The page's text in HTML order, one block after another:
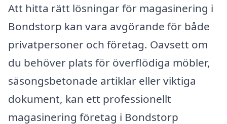
Att hitta rätt lösningar för magasinering i
Bondstorp kan vara avgörande för både
privatpersoner och företag. Oavsett om
du behöver plats för överflödiga möbler,
säsongsbetonade artiklar eller viktiga
dokument, kan ett professionellt
magasinering företag i Bondstorp